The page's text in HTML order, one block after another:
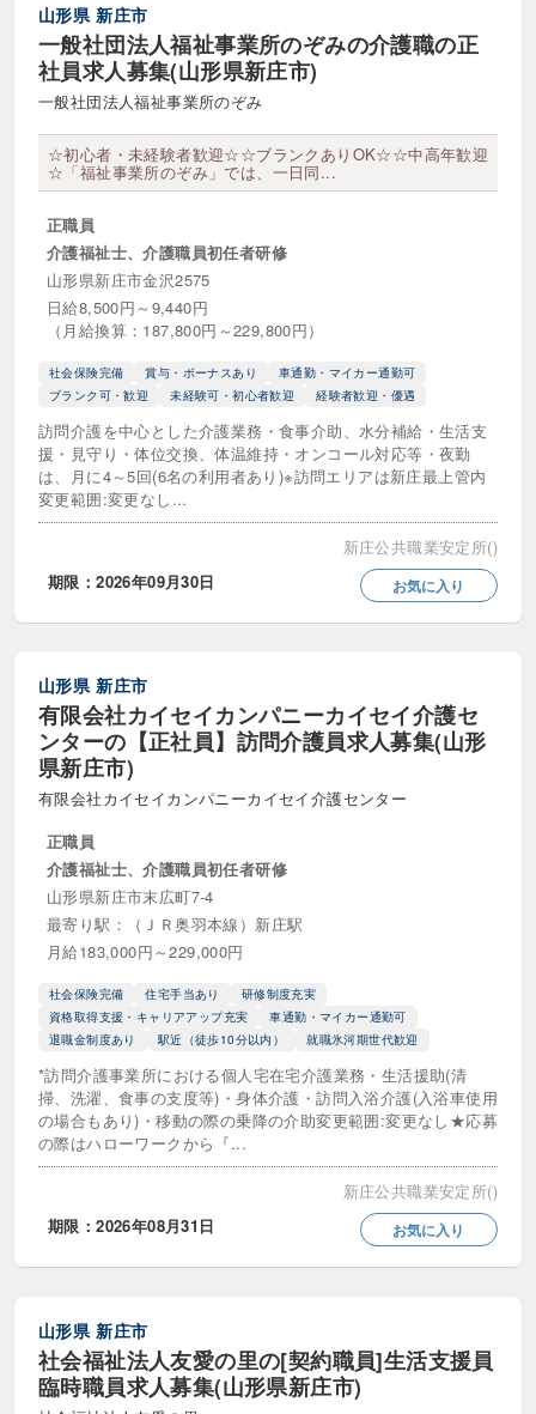
山形県 新庄市
一般社団法人福祉事業所のぞみの介護職の正
社員求人募集(山形県新庄市)
一般社団法人福祉事業所のぞみ
☆初心者・未経験者歓迎☆☆ブランクありOK☆☆中高年歓迎
☆「福祉事業所のぞみ」では、一日同...
正職員
介護福祉士、介護職員初任者研修
山形県新庄市金沢2575
日給8,500円～9,440円
（月給換算：187,800円～229,800円）
社会保険完備 賞与・ボーナスあり
車通勤・マイカー通勤可
ブランク可・歓迎
未経験可・初心者歓迎 経験者歓迎・優遇
訪問介護を中心とした介護業務・食事介助、水分補給・生活支
援・見守り・体位交換、体温維持・オンコール対応等・夜勤
は、月に4～5回(6名の利用者あり)※訪問エリアは新庄最上管内
変更範囲:変更なし...
新庄公共職業安定所()
期限：2026年09月30日
お気に入り
山形県 新庄市
有限会社カイセイカンパニーカイセイ介護セ
ンターの【正社員】訪問介護員求人募集(山形
県新庄市)
有限会社カイセイカンパニーカイセイ介護センター
正職員
介護福祉士、介護職員初任者研修
山形県新庄市末広町7-4
最寄り駅：（ＪＲ奥羽本線）新庄駅
月給183,000円～229,000円
社会保険完備 住宅手当あり
研修制度充実
資格取得支援・キャリアアップ充実
車通勤・マイカー通勤可
退職金制度あり
駅近（徒歩10分以内） 就職氷河期世代歓迎
*訪問介護事業所における個人宅在宅介護業務・生活援助(清
掃、洗濯、食事の支度等)・身体介護・訪問入浴介護(入浴車使用
の場合もあり)・移動の際の乗降の介助変更範囲:変更なし★応募
の際はハローワークから『...
新庄公共職業安定所()
期限：2026年08月31日
お気に入り
山形県 新庄市
社会福祉法人友愛の里の[契約職員]生活支援員
臨時職員求人募集(山形県新庄市)